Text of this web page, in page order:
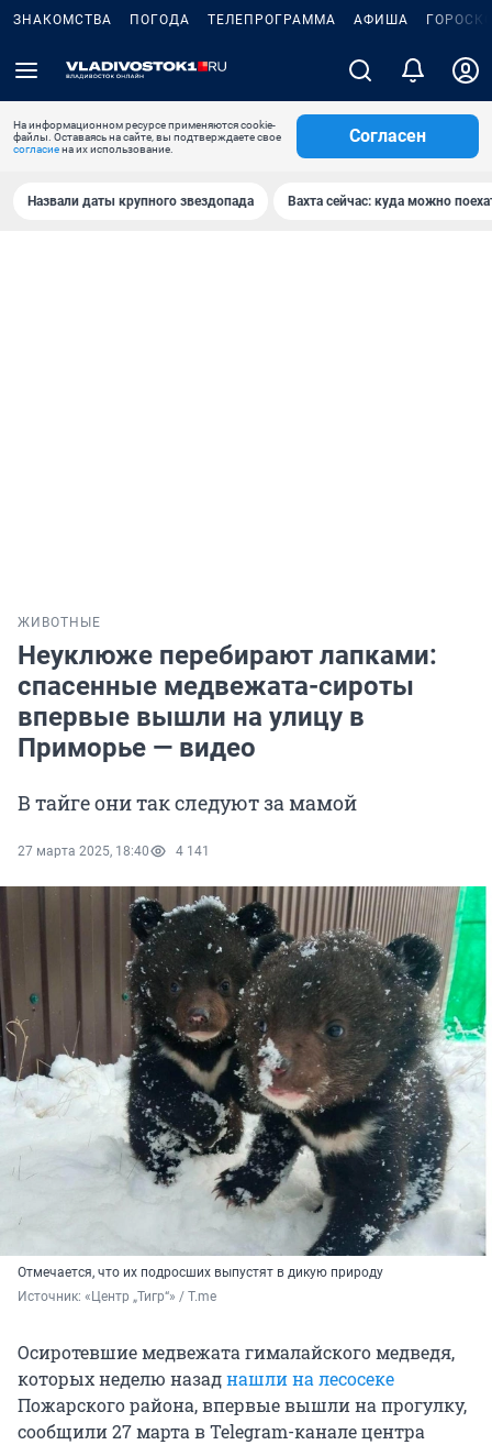
ЗНАКОМСТВА ПОГОДА ТЕЛЕПРОГРАММА АФИША
На информационном ресурсе применяются cookie-
файлы. Оставаясь на сайте, вы подтверждаете свое
согласиена их использование.
Согласен
Назвали даты крупного звездопада Вахта сейчас: куда можно
ЖИВОТНЫЕ
Неуклюже перебирают лапками:
спасенные медвежата-сироты
впервые вышли на улицу в
Приморье — видео
В тайге они так следуют за мамой
27 марта 2025, 18:40 4 141
Отмечается, что их подросших выпустят в дикую природу
Источник: «Центр „Тигр“» / T.me
Осиротевшие медвежата гималайского медведя,
которых неделю назаднашли на лесосеке
Пожарского района, впервые вышли на прогулку,
сообщили 27 марта в Telegram-канале центра